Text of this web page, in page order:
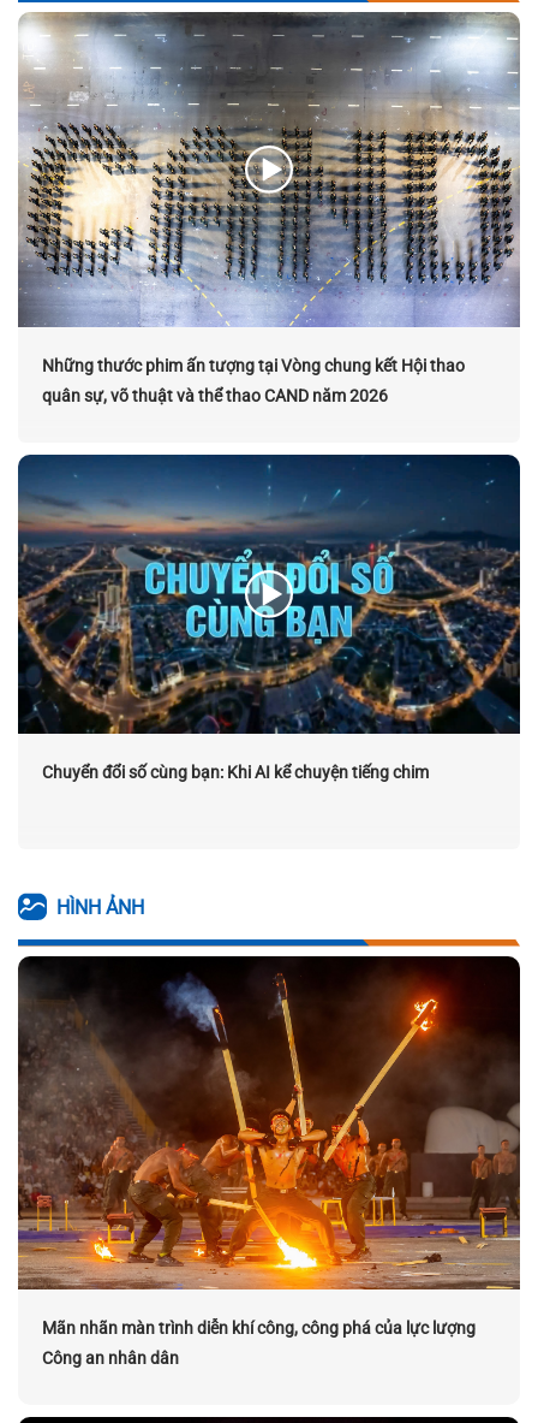
Những thước phim ấn tượng tại Vòng chung kết Hội thao
quân sự, võ thuật và thể thao CAND năm 2026
Chuyển đổi số cùng bạn: Khi AI kể chuyện tiếng chim
HÌNH ẢNH
Mãn nhãn màn trình diễn khí công, công phá của lực lượng
Công an nhân dân